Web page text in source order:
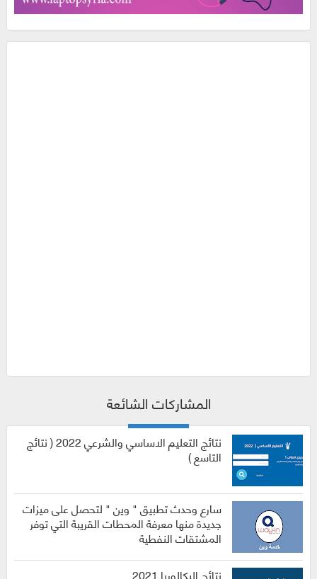
المشاركات الشائعة
نتائج التعليم الاساسي والشرعي 2022 ( نتائج
التاسع )
سارع وحدث تطبيق " وين " لتحصل على ميزات
جديدة منها معرفة المحطات القريبة التي توفر
المشتقات النفطية